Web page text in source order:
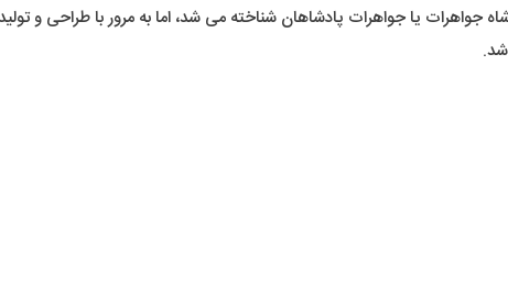
پادشاه جواهرات یا جواهرات پادشاهان شناخته می شد، اما به مرور با طراحی و